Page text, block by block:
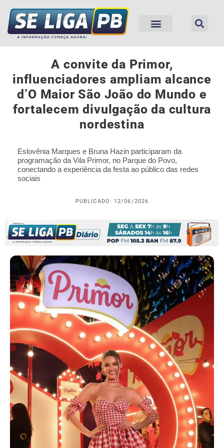
A convite da Primor,
influenciadores ampliam alcance
d’O Maior São João do Mundo e
fortalecem divulgação da cultura
nordestina
Eslovênia Marques e Bruna Hazin participaram da
programação da Vila Primor, no Parque do Povo,
conectando a experiência da festa ao público das redes
sociais
PUBLICADO: 12/06/2026